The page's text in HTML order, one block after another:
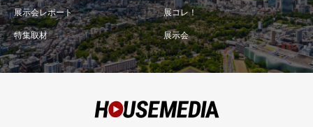
展示会レポート 展コレ！
特集取材 展示会